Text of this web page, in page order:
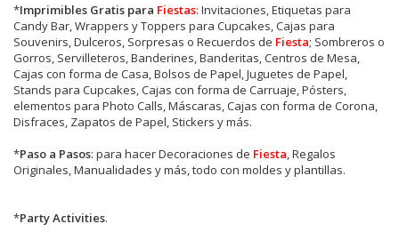
*Imprimibles Gratis para Fiestas: Invitaciones, Etiquetas para
Candy Bar, Wrappers y Toppers para Cupcakes, Cajas para
Souvenirs, Dulceros, Sorpresas o Recuerdos de Fiesta; Sombreros o
Gorros, Servilleteros, Banderines, Banderitas, Centros de Mesa,
Cajas con forma de Casa, Bolsos de Papel, Juguetes de Papel,
Stands para Cupcakes, Cajas con forma de Carruaje, Pósters,
elementos para Photo Calls, Máscaras, Cajas con forma de Corona,
Disfraces, Zapatos de Papel, Stickers y más.
*Paso a Pasos: para hacer Decoraciones de Fiesta, Regalos
Originales, Manualidades y más, todo con moldes y plantillas.
*Party Activities.